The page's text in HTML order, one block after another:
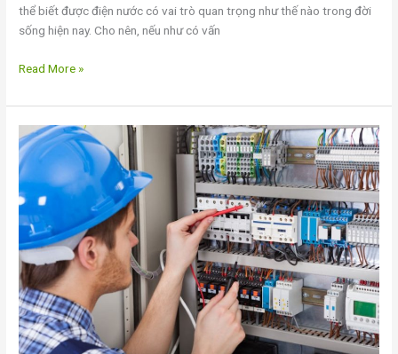
thể biết được điện nước có vai trò quan trọng như thế nào trong đời
sống hiện nay. Cho nên, nếu như có vấn
Read More »
Thợ
sửa
nước
tại
Cần
Thơ
nhanh
rẻ